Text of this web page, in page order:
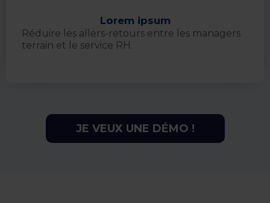
Lorem ipsum
Réduire les allers-retours entre les managers
terrain et le service RH.
JE VEUX UNE DÉMO !